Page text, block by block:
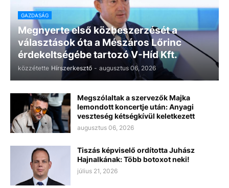
GAZDASÁG
Megnyerte első közbeszerzését a
választások óta a Mészáros Lőrinc
érdekeltségébe tartozó V-Híd Kft.
közzétette Hírszerkesztő - augusztus 06, 2026
Megszólaltak a szervezők Majka
lemondott koncertje után: Anyagi
veszteség kétségkívül keletkezett
augusztus 06, 2026
Tiszás képviselő ordította Juhász
Hajnalkának: Több botoxot neki!
július 21, 2026